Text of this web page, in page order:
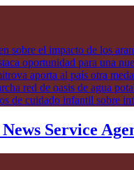
sobre el impacto de los
oportunidad para una
aporta al país otra
red de oasis de agua
de cuidado infantil sobre
Service